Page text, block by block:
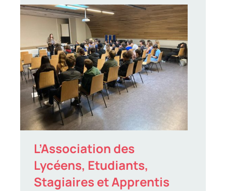
L’Association des
Lycéens, Etudiants,
Stagiaires et Apprentis